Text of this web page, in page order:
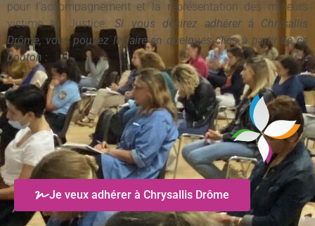
pour l’accompagnement et la représentation des mineurs
victime en Justice.Si vous désirez adhérer à Chrysallis
Drôme, vous pouvez le faire en quelques clics à partir de ce
bouton :
Je veux adhérer à Chrysallis Drôme